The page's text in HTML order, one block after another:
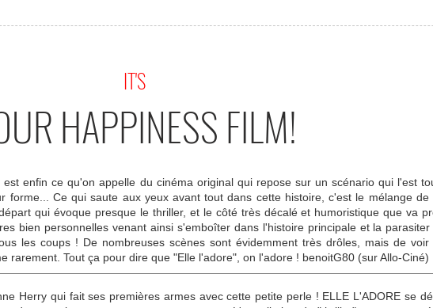
IT'S
HAPPINESS FILM!
est enfin ce qu'on appelle du cinéma original qui repose sur un scénario qui l'est
forme... Ce qui saute aux yeux avant tout dans cette histoire, c'est le mélange
qui évoque presque le thriller, et le côté très décalé et humoristique que va
bien personnelles venant ainsi s'emboîter dans l'histoire principale et la
les coups ! De nombreuses scènes sont évidemment très drôles, mais de
rarement. Tout ça pour dire que "Elle l'adore", on l'adore ! benoitG80 (sur Allo-Ciné)
Herry qui fait ses premières armes avec cette petite perle ! ELLE L'ADORE se